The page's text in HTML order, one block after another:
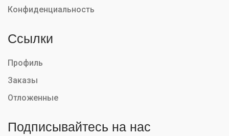
Конфиденциальность
Ссылки
Профиль
Заказы
Отложенные
Подписывайтесь на нас